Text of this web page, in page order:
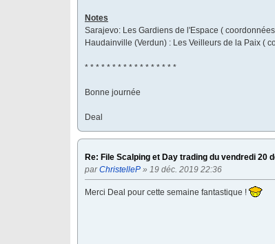
Notes
Sarajevo: Les Gardiens de l'Espace (
Haudainville (Verdun) : Les Veilleurs de la Paix (
* * * * * * * * * * * * * * * * *
Bonne journée
Deal
Re: File Scalping et Day trading du vendredi 20
parChristelleP » 19 déc. 2019 22:36
Merci Deal pour cette semaine fantastique !